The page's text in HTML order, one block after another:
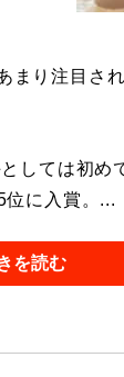
り注目さ
ては初め
に入賞。...
を読む